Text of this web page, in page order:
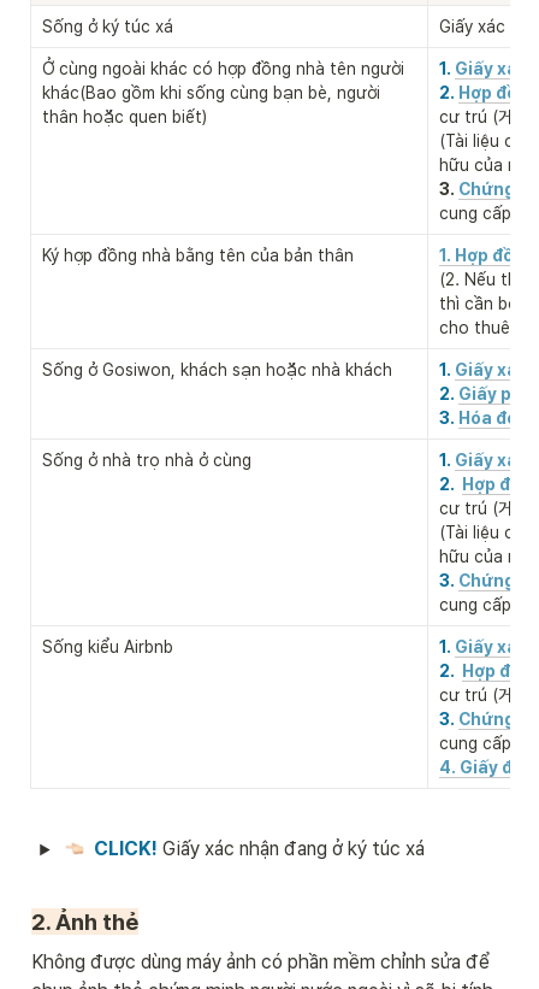
Sống ở ký túc xá Giấy xác
Ở cùng ngoài khác có hợp đồng nhà tên người
khác(Bao gồm khi sống cùng bạn bè, người
thân hoặc quen biết)
1. Giấy xác
2. Hợp
cư trú (거주제
(Tài liệu
hữu của nơi
3. Chứng
cung cấp nơi
Ký hợp đồng nhà bằng tên của bản thân
1. Hợp
(2. Nếu
thì cần bổ
cho thuê
Sống ở Gosiwon, khách sạn hoặc nhà khách 1. Giấy xác
2. Giấy
3. Hóa đơn
Sống ở nhà trọ nhà ở cùng 1. Giấy xác
2.
Hợp
cư trú (거주제
(Tài liệu
hữu của nơi
3. Chứng
cung cấp nơi
Sống kiểu Airbnb 1. Giấy xác
2.
Hợp
cư trú (거주제
3. Chứng
cung cấp nơi
4. Giấy đặt
CLICK! Giấy xác nhận đang ở ký túc xá
2. Ảnh thẻ
Không được dùng máy ảnh có phần mềm chỉnh sửa để